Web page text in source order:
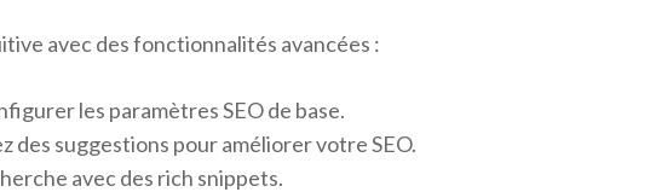
avec des fonctionnalités avancées :
les paramètres SEO de base.
des suggestions pour améliorer votre SEO.
avec des rich snippets.